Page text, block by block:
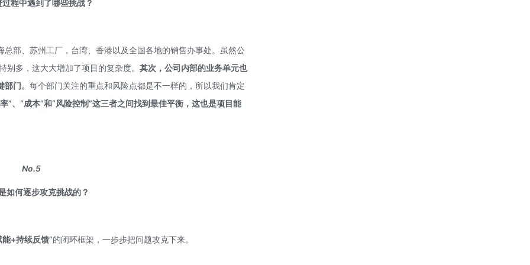
程中遇到了哪些挑战？
总部、苏州工厂，台湾、香港以及全国各地的销售办事处。虽然公
别多，这大大增加了项目的复杂度。其次，公司内部的业务单元也
部门。每个部门关注的重点和风险点都是不一样的，所以我们肯定
”、“成本”和“风险控制”这三者之间找到最佳平衡 ，这也是项目能
No.5
如何逐步攻克挑战的？
+持续反馈”的闭环框架，一步步把问题攻克下来。